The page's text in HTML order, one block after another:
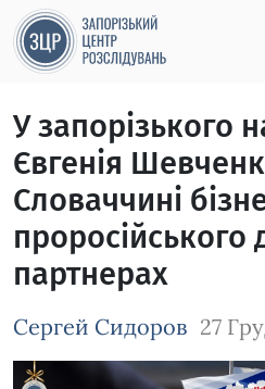
У запорізького
Євгенія
Словаччині
проросійського
партнерах
Сергей Сидоров 27
Зображення завантажується